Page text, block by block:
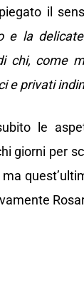
il
e la
chi, come
e privati
le
giorni per